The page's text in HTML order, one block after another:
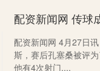
配资新闻网 4月27日
斯，赛后孔塞桑被评
他有4次射门....